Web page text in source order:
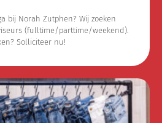
bij Norah Zutphen? Wij zoeken
(fulltime/parttime/weekend).
Solliciteer nu!